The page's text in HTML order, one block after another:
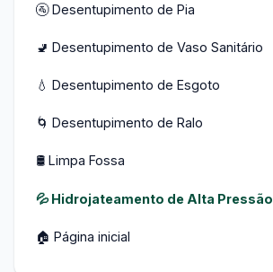
🚰 Desentupimento de Pia
🚽 Desentupimento de Vaso Sanitário
💧 Desentupimento de Esgoto
🌀 Desentupimento de Ralo
🛢️ Limpa Fossa
💦 Hidrojateamento de Alta Pressão
🏠 Página inicial